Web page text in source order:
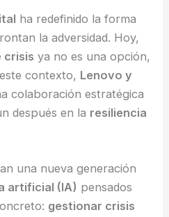
ha redefinido la forma
la adversidad. Hoy,
crisis ya no es una opción,
contexto, Lenovo y
colaboración estratégica
después en la resiliencia
una nueva generación
artificial (IA) pensados
gestionar crisis